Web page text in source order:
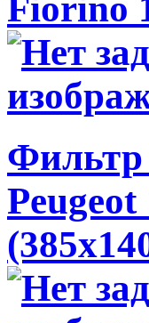
Fiorino
Фильтр